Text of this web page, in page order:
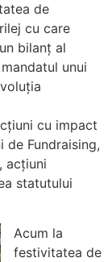
de
cu care
bilanț al
unui
cu impact
de Fundraising,
acțiuni
statutului
Acum la
festivitatea de